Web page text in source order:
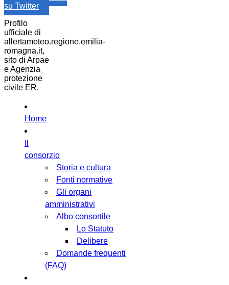
su Twitter
Profilo
ufficiale di
allertameteo.regione.emilia-
romagna.it,
sito di Arpae
e Agenzia
protezione
civile ER.
Home
consorzio
Storia e cultura
Fonti normative
Gli organi
amministrativi
Albo consortile
Lo Statuto
Delibere
Domande frequenti
(FAQ)